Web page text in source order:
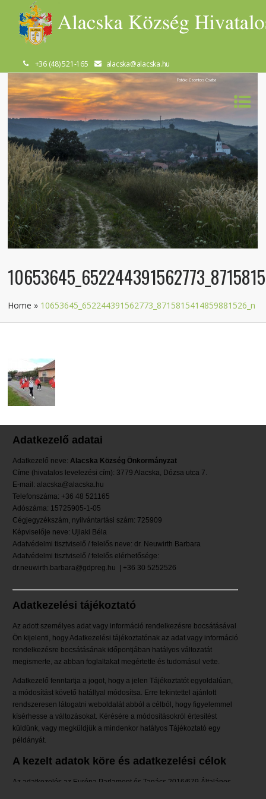
+36 (48) 521-165 alacska@alacska.hu
Fotók: Csontos Csaba
Home » 10653645_652244391562773_8715815414859881526_n